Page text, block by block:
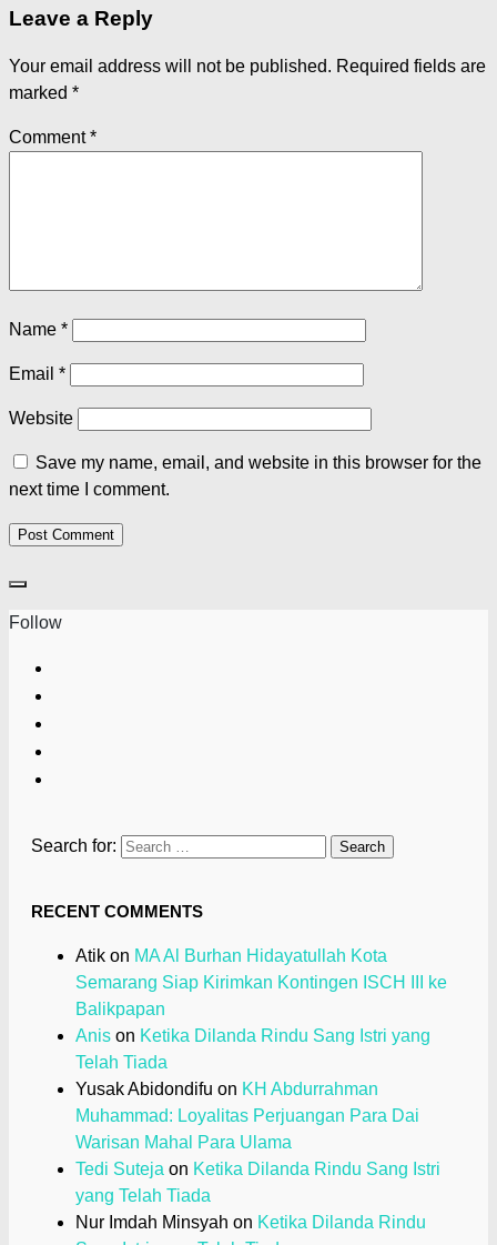
Leave a Reply
Your email address will not be published. Required fields are
marked *
Comment*
Name *
Email *
Website
Save my name, email, and website in this browser for the
next time I comment.
Follow
Search for:
RECENT COMMENTS
Atik on MA Al Burhan Hidayatullah Kota
Semarang Siap Kirimkan Kontingen ISCH III ke
Balikpapan
Anis on Ketika Dilanda Rindu Sang Istri yang
Telah Tiada
Yusak Abidondifu on KH Abdurrahman
Muhammad: Loyalitas Perjuangan Para Dai
Warisan Mahal Para Ulama
Tedi Suteja on Ketika Dilanda Rindu Sang Istri
yang Telah Tiada
Nur Imdah Minsyah on Ketika Dilanda Rindu